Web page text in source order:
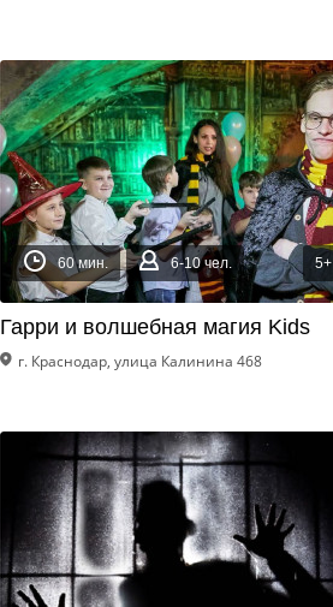
60 мин. 6-10 чел. 5+
Гарри и волшебная магия Kids
г. Краснодар, улица Калинина 468